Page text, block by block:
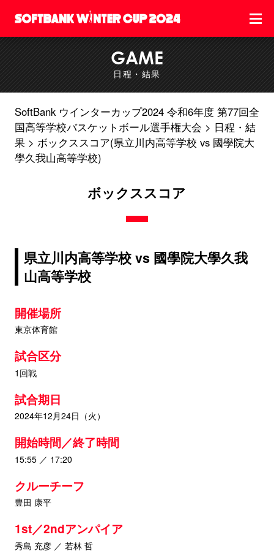
GAME
日程・結果
SoftBank ウインターカップ2024 令和6年度 第77回全
国高等学校バスケットボール選手権大会
日程・結
果
ボックススコア(県立川内高等学校 vs 國學院大
學久我山高等学校)
ボックススコア
県立川内高等学校 vs 國學院大學久我
山高等学校
開催場所
東京体育館
試合区分
1回戦
試合期日
2024年12月24日（火）
開始時間／終了時間
15:55 ／ 17:20
クルーチーフ
豊田 康平
1st／2ndアンパイア
秀島 充彦 ／ 若林 哲